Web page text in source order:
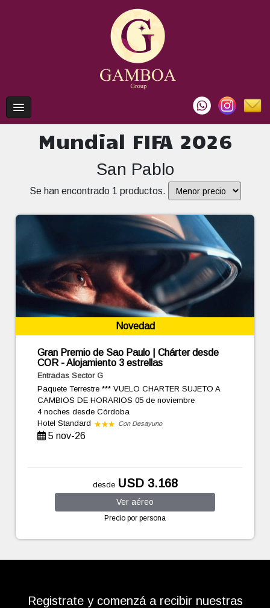
Mundial FIFA 2026
San Pablo
Se han encontrado 1 productos.
Novedad
Gran Premio de Sao Paulo | Chárter desde
COR - Alojamiento 3 estrellas
Entradas Sector G
Paquete Terrestre *** VUELO CHARTER SUJETO A
CAMBIOS DE HORARIOS 05 de noviembre
4 nochesdesde Córdoba
Hotel Standard
Con Desayuno
5 nov-26
desde USD 3.168
Ver aéreo
Precio por persona
Registrate y comenzá a recibir nuestras